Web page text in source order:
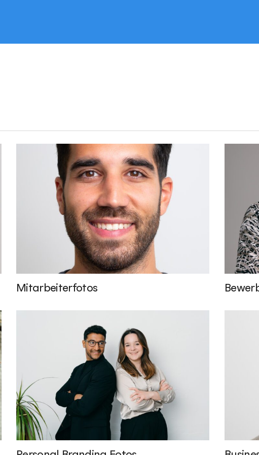
Mitarbeiterfotos